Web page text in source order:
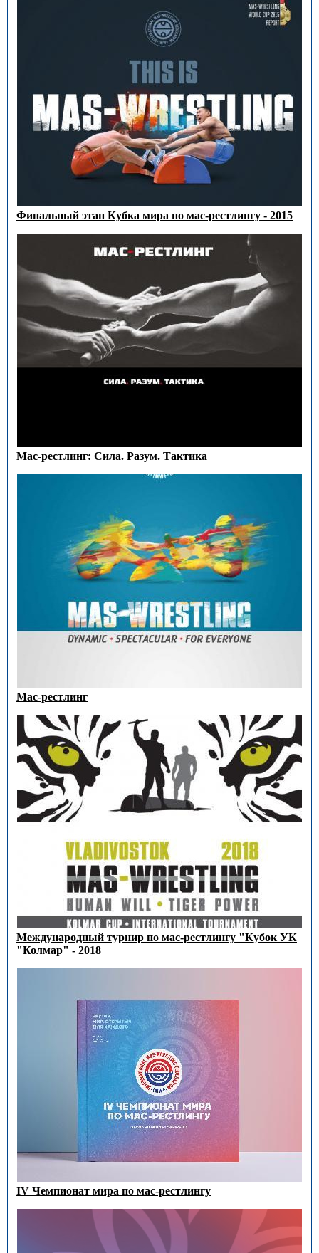
Финальный этап Кубка мира по мас-рестлингу - 2015
Мас-рестлинг: Сила. Разум. Тактика
Мас-рестлинг
Международный турнир по мас-рестлингу "Кубок УК
"Колмар" - 2018
IV Чемпионат мира по мас-рестлингу